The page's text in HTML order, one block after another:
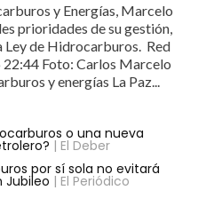
y Energías, Marcelo
prioridades de su gestión,
Ley de Hidrocarburos. Red
Foto: Carlos Marcelo
y energías La Paz...
o una nueva
| El Deber
por sí sola no evitará
Jubileo | El Periódico